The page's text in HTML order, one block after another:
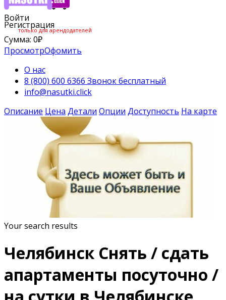
Войти
Регистрация
только для арендодателей
Сумма: 0₽
ПросмотрОфомить
О нас
8 (800) 600 6366 Звонок бесплатный
info@nasutki.click
Описание Цена Детали Опции Доступность На карте
Your search results
Челябинск Снять / сдать
апартаменты посуточно /